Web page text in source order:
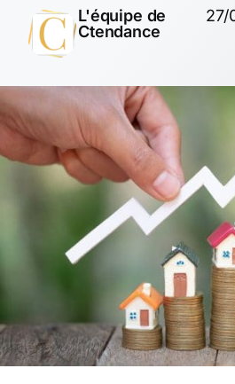
L'équipe de
Ctendance
27/